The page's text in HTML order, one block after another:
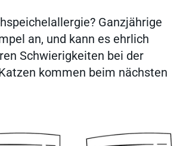
Ganzjährige
an, und kann es ehrlich
Schwierigkeiten bei der
kommen beim nächsten